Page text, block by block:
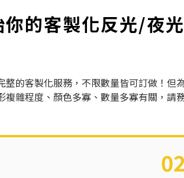
你的客製化反光/夜
整的客製化服務，不限數量皆可訂做！
複雜程度、顏色多寡、數量多寡有關，請